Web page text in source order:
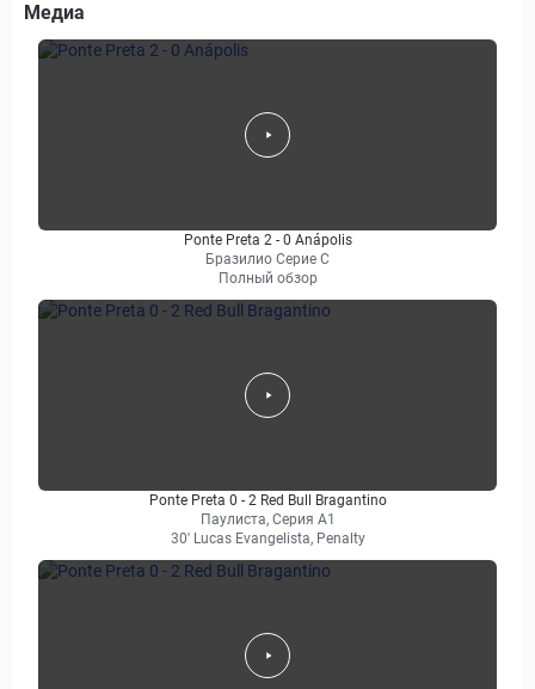
Медиа
Ponte Preta 2 - 0 Anápolis
Бразилио Серие С
Полный обзор
Ponte Preta 0 - 2 Red Bull Bragantino
Паулиста, Серия А1
30' Lucas Evangelista, Penalty